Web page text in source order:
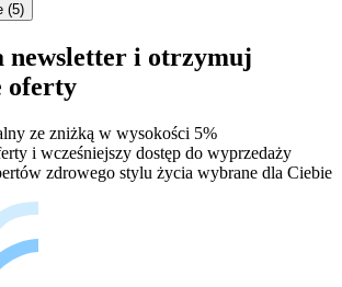
(5)
newsletter i otrzymuj
oferty
ze zniżką w wysokości 5%
i wcześniejszy dostęp do wyprzedaży
zdrowego stylu życia wybrane dla Ciebie